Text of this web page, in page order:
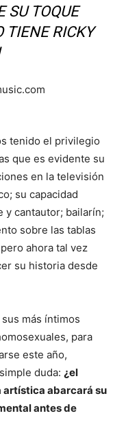
SU TOQUE
TIENE RICKY
tenido el privilegio
que es evidente su
en la televisión
su capacidad
y cantautor; bailarín;
sobre las tablas
ahora tal vez
su historia desde
más íntimos
para
este año,
duda: ¿el
artística abarcará su
antes de